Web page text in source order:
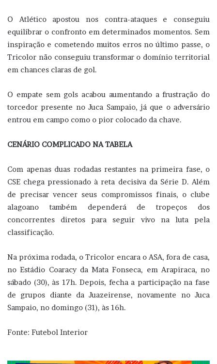
O Atlético apostou nos contra-ataques e conseguiu
equilibrar o confronto em determinados momentos. Sem
inspiração e cometendo muitos erros no último passe, o
Tricolor não conseguiu transformar o domínio territorial
em chances claras de gol.
O empate sem gols acabou aumentando a frustração do
torcedor presente no Juca Sampaio, já que o adversário
entrou em campo como o pior colocado da chave.
CENÁRIO COMPLICADO NA TABELA
Com apenas duas rodadas restantes na primeira fase, o
CSE chega pressionado à reta decisiva da Série D. Além
de precisar vencer seus compromissos finais, o clube
alagoano também dependerá de tropeços dos
concorrentes diretos para seguir vivo na luta pela
classificação.
Na próxima rodada, o Tricolor encara o ASA, fora de casa,
no Estádio Coaracy da Mata Fonseca, em Arapiraca, no
sábado (30), às 17h. Depois, fecha a participação na fase
de grupos diante da Juazeirense, novamente no Juca
Sampaio, no domingo (31), às 16h.
Fonte: Futebol Interior